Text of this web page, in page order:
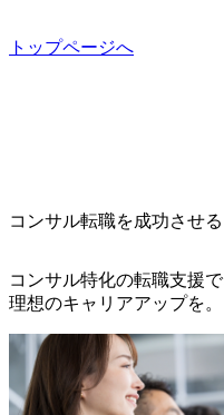
開発、運用保守と言った
特長 ビジネスへの深い理
報 (https://
広いプロジェクトに従事 -
トに入社し最年少ディレ
威人氏：BCG出身。金融
案、人事組織テーマに強
界においてはDX戦略立
する。 - 藏満 一馬氏：ア
on-production.appspot.com/
cb8-329e-4a45-a8f5-
アドバイザーによる自身
スタイム制度を実施して
間の範囲内で、出社・退
ね、ワークライフバラン
ができる 【休日】 土日祝
年間休日は125日（GW8
休暇は年間24日（4月1日
トップページへ
コンサル転職を成功させる
コンサル特化の転職支援で
理想のキャリアアップを。